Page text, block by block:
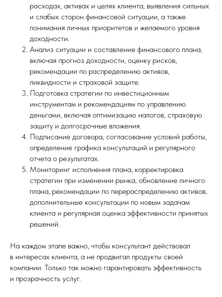
расходах, активах и целях клиента, выявления сильных
и слабых сторон финансовой ситуации, а также
понимания личных приоритетов и желаемого уровня
доходности.
Анализ ситуации и составление финансового плана,
включая прогноз доходности, оценку рисков,
рекомендации по распределению активов,
ликвидности и страховой защите.
Подготовка стратегии по инвестиционным
инструментам и рекомендациям по управлению
деньгами, включая оптимизацию налогов, страховую
защиту и долгосрочные вложения.
Подписание договора, согласование условий работы,
определение графика консультаций и регулярного
отчета о результатах.
Мониторинг исполнения плана, корректировка
стратегии при изменении рынка, обновление личного
плана, рекомендации по перераспределению активов,
дополнительные консультации по новым задачам
клиента и регулярная оценка эффективности принятых
решений.
На каждом этапе важно, чтобы консультант действовал
в интересах клиента, а не продвигал продукты своей
компании. Только так можно гарантировать эффективность
и прозрачность услуг.